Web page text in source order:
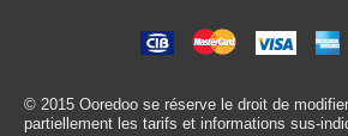
© 2015 Ooredoo se réserve le droit de
partiellement les tarifs et informations sus-